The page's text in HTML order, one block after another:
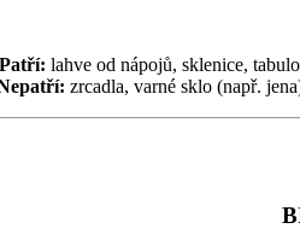
lahve od nápojů, sklenice,
zrcadla, varné sklo (např.